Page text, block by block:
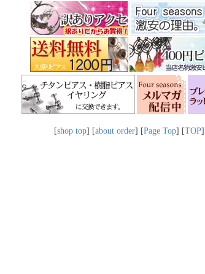
[shop top] [about order] [Page Top] [TOP]